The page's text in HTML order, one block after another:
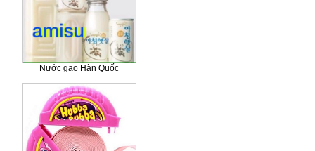
Nước gạo Hàn Quốc